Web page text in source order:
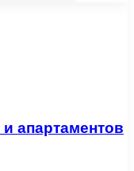
апартаментов